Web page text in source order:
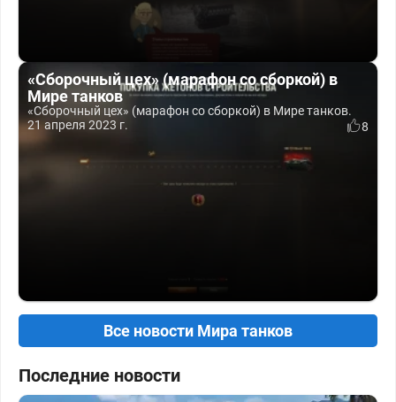
«Сборочный цех» (марафон со сборкой) в
Мире танков
«Сборочный цех» (марафон со сборкой) в Мире танков.
21 апреля 2023 г.
8
Все новости Мира танков
Последние новости